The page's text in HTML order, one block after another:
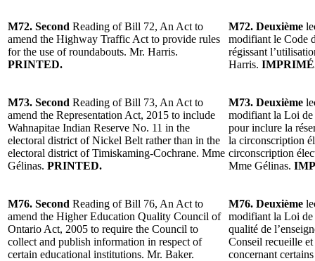
M72. Second Reading of Bill 72, An Act to
amend the Highway Traffic Act to provide rules
for the use of roundabouts. Mr. Harris.
PRINTED.
M72. Deuxième
modifiant le Code
régissant
Harris.
M73. Second Reading of Bill 73, An Act to
amend the Representation Act, 2015 to include
Wahnapitae Indian Reserve No. 11 in the
electoral district of Nickel Belt rather than in the
electoral district of Timiskaming-Cochrane. Mme
Gélinas. PRINTED.
M73. Deuxième
modifiant la Loi de
pour inclure la
la circonscription
circonscription
Mme Gélinas.
M76. Second Reading of Bill 76, An Act to
amend the Higher Education Quality Council of
Ontario Act, 2005 to require the Council to
collect and publish information in respect of
certain educational institutions. Mr. Baker.
M76. Deuxième
modifiant la Loi de
qualité de
Conseil recueille
concernant